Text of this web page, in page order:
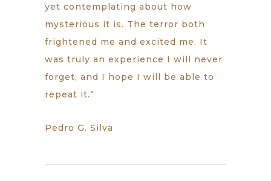
yet contemplating about how
mysterious it is. The terror both
frightened me and excited me. It
was truly an experience I will never
forget, and I hope I will be able to
repeat it.”
Pedro G. Silva